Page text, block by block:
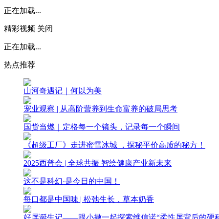
正在加载...
精彩视频 关闭
正在加载...
热点推荐
山河奇遇记｜何以为美
宠业观察 | 从高阶营养到生命富养的破局思考
国货当燃｜定格每一个镜头，记录每一个瞬间
《超级工厂》走进蜜雪冰城 ，探秘平价高质的秘方！
2025西普会 | 全球共振 智绘健康产业新未来
这不是科幻·是今日的中国！
每口都是中国味 | 松弛生长，草本奶香
好屏诞生记——跟小撒一起探索维信诺“柔性屏背后的硬